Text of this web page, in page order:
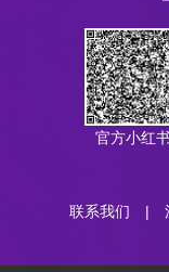
官方小红书
联系我们 |